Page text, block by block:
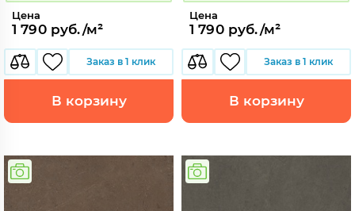
Цена
1 790 руб./м²
Заказ в 1 клик
В корзину
Цена
1 790 руб./м²
Заказ в 1 клик
В корзину